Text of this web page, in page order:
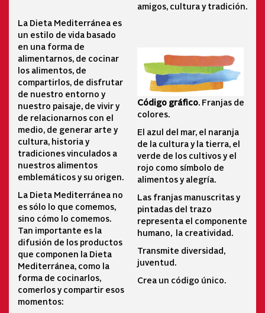
La Dieta Mediterránea es
un estilo de vida basado
en una forma de
alimentarnos, de cocinar
los alimentos, de
compartirlos, de disfrutar
de nuestro entorno y
nuestro paisaje, de vivir y
de relacionarnos con el
medio, de generar arte y
cultura, historia y
tradiciones vinculados a
nuestros alimentos
emblemáticos y su origen.
La Dieta Mediterránea no
es sólo lo que comemos,
sino cómo lo comemos.
Tan importante es la
difusión de los productos
que componen la Dieta
Mediterránea, como la
forma de cocinarlos,
comerlos y compartir esos
momentos:
amigos, cultura y tradición.
Código gráfico. Franjas de
colores.
El azul del mar, el naranja
de la cultura y la tierra, el
verde de los cultivos y el
rojo como símbolo de
alimentos y alegría.
Las franjas manuscritas y
pintadas del trazo
representa el componente
humano, la creatividad.
Transmite diversidad,
juventud.
Crea un código único.